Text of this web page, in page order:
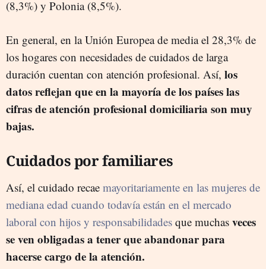
(8,3%) y Polonia (8,5%).
En general, en la Unión Europea de media el 28,3% de
los hogares con necesidades de cuidados de larga
duración cuentan con atención profesional. Así, los
datos reflejan que en la mayoría de los países las
cifras de atención profesional domiciliaria son muy
bajas.
Cuidados por familiares
Así, el cuidado recae mayoritariamente en las mujeres de
mediana edad cuando todavía están en el mercado
laboral con hijos y responsabilidades que muchas veces
se ven obligadas a tener que abandonar para
hacerse cargo de la atención.